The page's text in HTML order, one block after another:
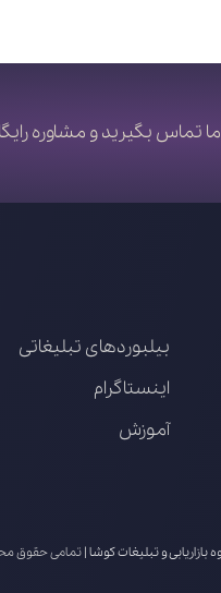
تماس بگیرید و مشاوره
بیلبوردهای تبلیغاتی
اینستاگرام
آموزش
بازاریابی و تبلیغات کوشا| تمامی حقوق